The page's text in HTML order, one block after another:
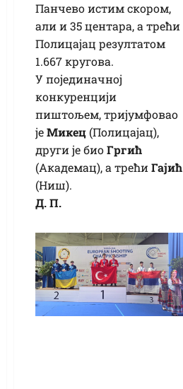
Панчево истим скором,
али и 35 центара, а трећи
Полицајац резултатом
1.667 кругова.
У појединачној
конкуренцији
пиштољем, тријумфовао
јеМикец (Полицајац),
други је биоГргић
(Академац), а трећиГајић
(Ниш).
Д. П.